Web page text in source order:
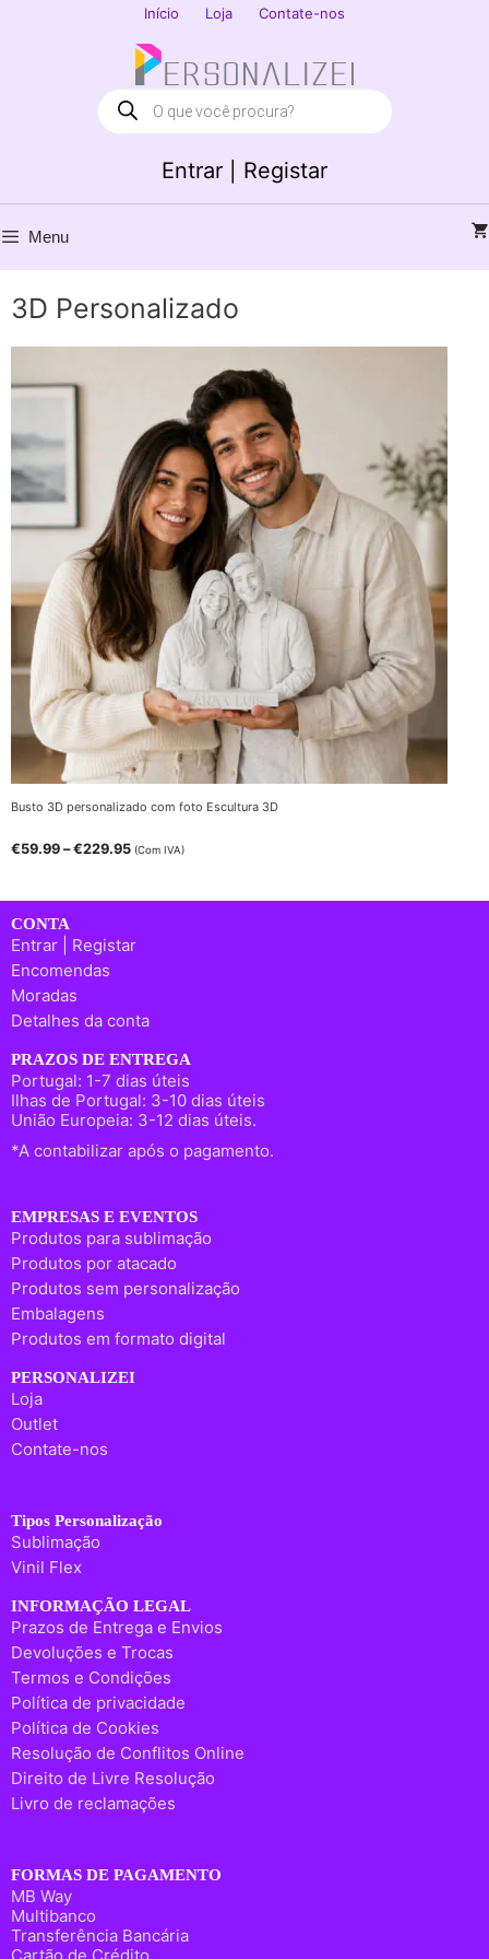
Início Loja Contate-nos
Entrar | Registar
Products
search
Menu
3D Personalizado
Busto 3D personalizado com foto Escultura 3D
€59.99 – €229.95Price
(Com IVA)
CONTA
Entrar | Registar
Encomendas
Moradas
Detalhes da conta
PRAZOS DE ENTREGA
Portugal: 1-7 dias úteis
Ilhas de Portugal: 3-10 dias úteis
União Europeia: 3-12 dias úteis.
*A contabilizar após o pagamento.
EMPRESAS E EVENTOS
Produtos para sublimação
Produtos por atacado
Produtos sem personalização
Embalagens
Produtos em formato digital
PERSONALIZEI
Loja
Outlet
Contate-nos
Tipos Personalização
Sublimação
Vinil Flex
INFORMAÇÃO LEGAL
Prazos de Entrega e Envios
Devoluções e Trocas
Termos e Condições
Política de privacidade
Política de Cookies
Resolução de Conflitos Online
Direito de Livre Resolução
Livro de reclamações
FORMAS DE PAGAMENTO
MB Way
Multibanco
Transferência Bancária